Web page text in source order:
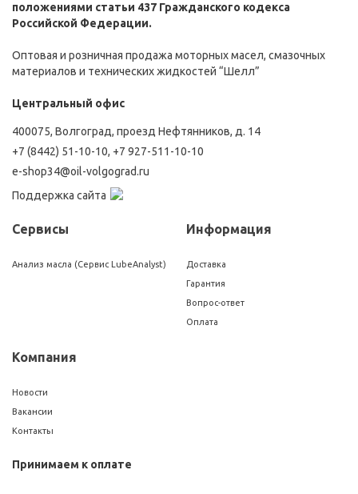
положениями статьи 437 Гражданского кодекса
Российской Федерации.
Оптовая и розничная продажа моторных масел, смазочных
материалов и технических жидкостей “Шелл”
Центральный офис
400075, Волгоград, проезд Нефтянников, д. 14
+7 (8442) 51-10-10, +7 927-511-10-10
e-shop34@oil-volgograd.ru
Поддержка сайта
Сервисы
Анализ масла (Сервис LubeAnalyst)
Информация
Доставка
Гарантия
Вопрос-ответ
Оплата
Компания
Новости
Вакансии
Контакты
Принимаем к оплате